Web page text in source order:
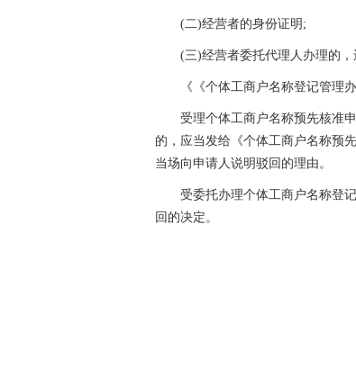
(二)经营者的身份证明;
(三)经营者委托代理人办理的
《《个体工商户名称登记管理
受理个体工商户名称预先核准
的，应当发给《个体工商户名称预
当场向申请人说明驳回的理由。
受委托办理个体工商户名称登
回的决定。